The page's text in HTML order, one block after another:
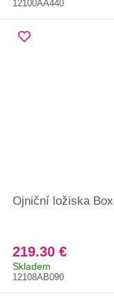
12100AA440
Ojniční ložiska
219.30 €
Skladem
12108AB090